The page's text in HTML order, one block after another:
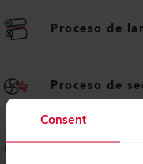
Consent
Proceso de
Proceso de
Retracción de